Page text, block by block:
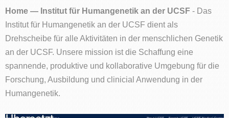
Home — Institut für Humangenetik an der UCSF - Das
Institut für Humangenetik an der UCSF dient als
Drehscheibe für alle Aktivitäten in der menschlichen Genetik
an der UCSF. Unsere mission ist die Schaffung eine
spannende, produktive und kollaborative Umgebung für die
Forschung, Ausbildung und clinicial Anwendung in der
Humangenetik.